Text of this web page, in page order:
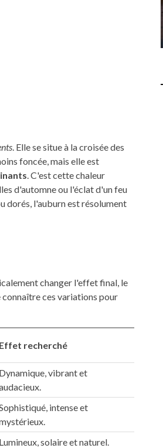
. Elle se situe à la croisée des
foncée, mais elle est
. C'est cette chaleur
d'automne ou l'éclat d'un feu
dorés, l'auburn est résolument
changer l'effet final, le
ces variations pour
Effet recherché
Dynamique, vibrant et
intense et
Lumineux, solaire et naturel.